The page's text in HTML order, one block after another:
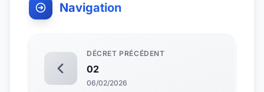
Navigation
DÉCRET PRÉCÉDENT
02
06/02/2026